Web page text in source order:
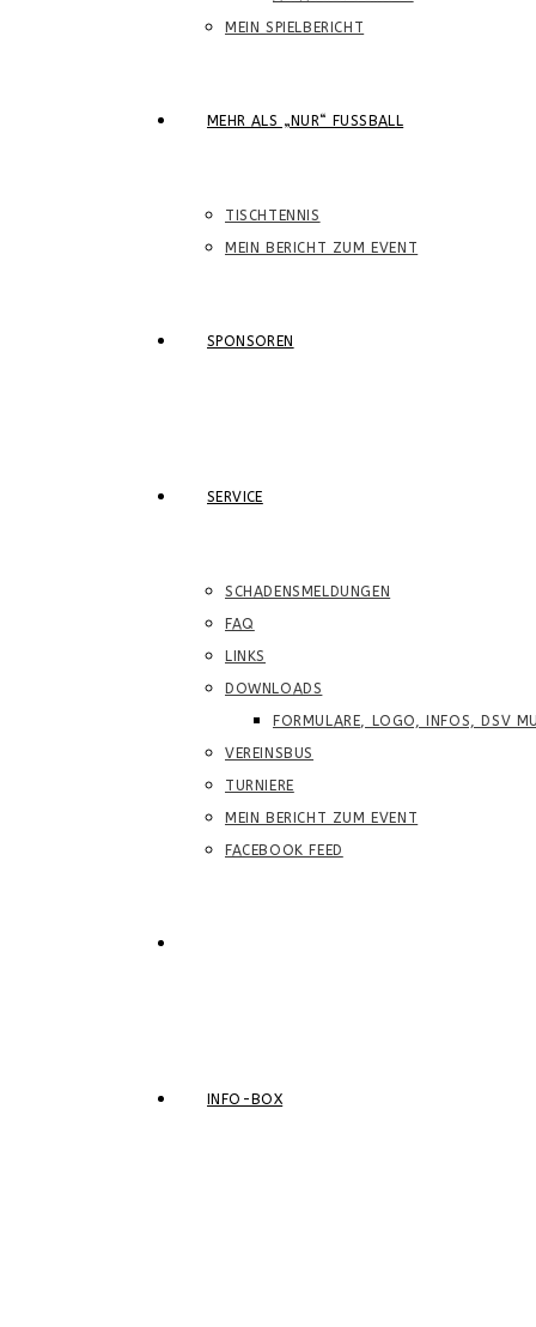
MEIN SPIELBERICHT
MEHR ALS „NUR“ FUSSBALL
TISCHTENNIS
MEIN BERICHT ZUM EVENT
SPONSOREN
SERVICE
SCHADENSMELDUNGEN
FAQ
LINKS
DOWNLOADS
FORMULARE, LOGO, INFOS, DSV
VEREINSBUS
TURNIERE
MEIN BERICHT ZUM EVENT
FACEBOOK FEED
SUCHE
INFO-BOX